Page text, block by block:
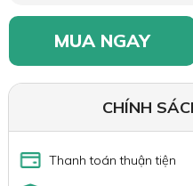
MUA NGAY
CHÍNH
Thanh toán thuận tiện